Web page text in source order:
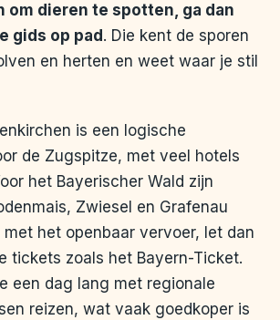
om dieren te spotten, ga dan
gids op pad . Die kent de sporen
en herten en weet waar je stil
is een logische
de Zugspitze, met veel hotels
het Bayerischer Wald zijn
Zwiesel en Grafenau
met het openbaar vervoer, let dan
tickets zoals het Bayern-Ticket.
een dag lang met regionale
reizen, wat vaak goedkoper is